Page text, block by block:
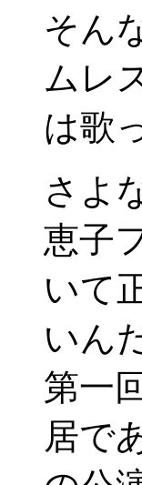
そん
ムレ
は歌
さよ
恵子
いて
いん
第一
居で